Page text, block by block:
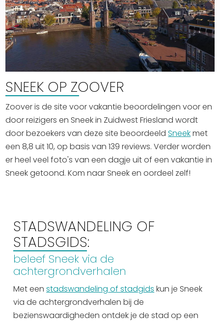
SNEEK OP ZOOVER
Zoover is de site voor vakantie beoordelingen voor en
door reizigers en Sneek in Zuidwest Friesland wordt
door bezoekers van deze site beoordeeldSneekmet
een 8,8 uit 10, op basis van 139 reviews. Verder worden
er heel veel foto's van een dagje uit of een vakantie in
Sneek getoond. Kom naar Sneek en oordeel zelf!
STADSWANDELING OF
STADSGIDS:
beleef Sneek via de
achtergrondverhalen
Met eenstadswandeling of stadgids kun je Sneek
via de achtergrondverhalen bij de
bezienswaardigheden ontdek je de stad op een